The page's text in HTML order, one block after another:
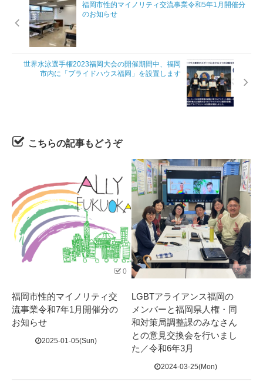
福岡市性的マイノリティ交流事業令和5年1月開催分
のお知らせ
世界水泳選手権2023福岡大会の開催期間中、福岡
市内に「プライドハウス福岡」を設置します
こちらの記事もどうぞ
0
福岡市性的マイノリティ交
流事業令和7年1月開催分の
お知らせ
2025-01-05(Sun)
0
LGBTアライアンス福岡の
メンバーと福岡県人権・同
和対策局調整課のみなさん
との意見交換会を行いまし
た／令和6年3月
2024-03-25(Mon)